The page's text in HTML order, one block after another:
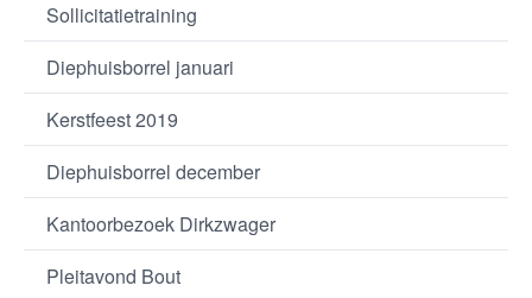
Sollicitatietraining
Diephuisborrel januari
Kerstfeest 2019
Diephuisborrel december
Kantoorbezoek Dirkzwager
Pleitavond Bout